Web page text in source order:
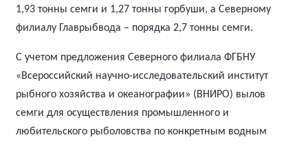
1,93 тонны семги и 1,27 тонны горбуши, а Северному
филиалу Главрыбвода – порядка 2,7 тонны семги.
С учетом предложения Северного филиала ФГБНУ
«Всероссийский научно-исследовательский институт
рыбного хозяйства и океанографии» (ВНИРО) вылов
семги для осуществления промышленного и
любительского рыболовства по конкретным водным